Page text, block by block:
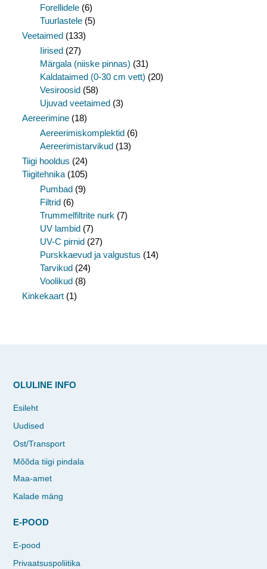
Forellidele (6)
Tuurlastele (5)
Veetaimed (133)
Iirised (27)
Märgala (niiske pinnas) (31)
Kaldataimed (0-30 cm vett) (20)
Vesiroosid (58)
Ujuvad veetaimed (3)
Aereerimine (18)
Aereerimiskomplektid (6)
Aereerimistarvikud (13)
Tiigi hooldus (24)
Tiigitehnika (105)
Pumbad (9)
Filtrid (6)
Trummelfiltrite nurk (7)
UV lambid (7)
UV-C pirnid (27)
Purskkaevud ja valgustus (14)
Tarvikud (24)
Voolikud (8)
Kinkekaart (1)
OLULINE INFO
Esileht
Uudised
Ost/Transport
Mõõda tiigi pindala
Maa-amet
Kalade mäng
E-POOD
E-pood
Privaatsuspoliitika